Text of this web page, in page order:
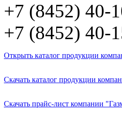
+7 (8452) 40-
+7 (8452) 40-
Открыть каталог продукции
Скачать каталог продукции
Скачать прайс-лист компании